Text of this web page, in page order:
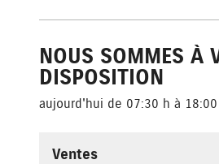
NOUS SOMMES À
DISPOSITION
aujourd'hui de 07:30 h à
Ventes